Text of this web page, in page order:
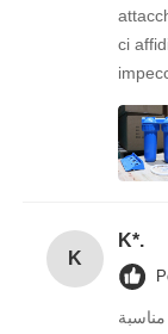
ci
K
K*.